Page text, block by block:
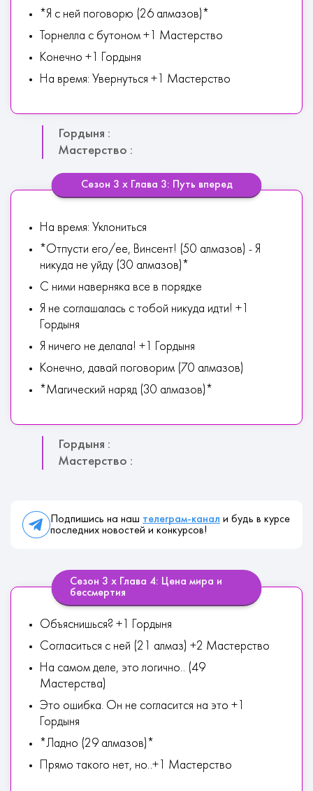
*Я с ней поговорю (26 алмазов)*
Торнелла с бутоном +1 Мастерство
Конечно +1 Гордыня
На время: Увернуться +1 Мастерство
Гордыня :
Мастерство :
Сезон 3 х Глава 3: Путь вперед
На время: Уклониться
*Отпусти его/ее, Винсент! (50 алмазов) - Я
никуда не уйду (30 алмазов)*
С ними наверняка все в порядке
Я не соглашалась с тобой никуда идти! +1
Гордыня
Я ничего не делала! +1 Гордыня
Конечно, давай поговорим (70 алмазов)
*Магический наряд (30 алмазов)*
Гордыня :
Мастерство :
Подпишись на наш телеграм-канал и будь в курсе
последних новостей и конкурсов!
Сезон 3 х Глава 4: Цена мира и
бессмертия
Объяснишься? +1 Гордыня
Согласиться с ней (21 алмаз) +2 Мастерство
На самом деле, это логично.. (49
Мастерства)
Это ошибка. Он не согласится на это +1
Гордыня
*Ладно (29 алмазов)*
Прямо такого нет, но..+1 Мастерство